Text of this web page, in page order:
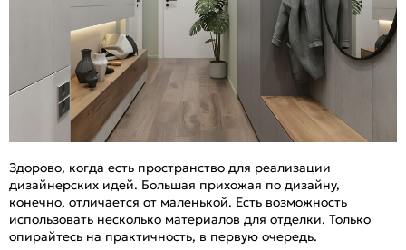
Здорово, когда есть пространство для реализации
дизайнерских идей. Большая прихожая по дизайну,
конечно, отличается от маленькой. Есть возможность
использовать несколько материалов для отделки. Только
опирайтесь на практичность, в первую очередь.